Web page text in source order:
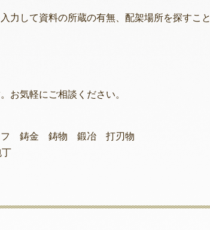
力して資料の所蔵の有無、配架場所を探すこと
お気軽にご相談ください。
鋳金 鋳物 鍛冶 打刃物